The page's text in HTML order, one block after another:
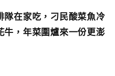
隊在家吃，刁民酸菜魚冷
牛，年菜圍爐來一份更澎